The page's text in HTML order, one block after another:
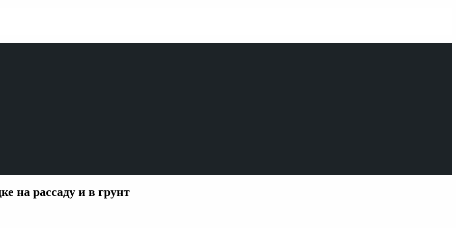
на рассаду и в грунт